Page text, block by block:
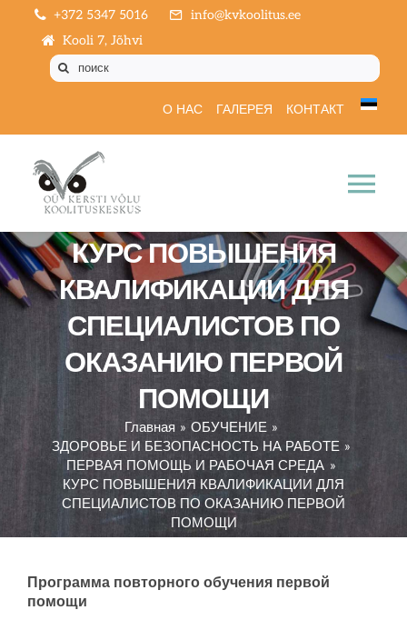
content
+372 5347 5016
info@kvkoolitus.ee
Kooli 7, Jõhvi
Поиск:
О НАС ГАЛЕРЕЯ КОНТАКТ
ГЛАВНАЯ
КАЛЕНДАРЬ КУРСОВ
ОБУЧЕНИЕ
ЯЗЫКОВЫЕ КУРСЫ
КОНСУЛЬТИРОВАНИЕ
КУРС ПОВЫШЕНИЯ
КВАЛИФИКАЦИИ ДЛЯ
СПЕЦИАЛИСТОВ ПО
ОКАЗАНИЮ ПЕРВОЙ
ПОМОЩИ
Главная
ОБУЧЕНИЕ
ЗДОРОВЬЕ И БЕЗОПАСНОСТЬ НА РАБОТЕ
ПЕРВАЯ ПОМОЩЬ И РАБОЧАЯ СРЕДА
КУРС ПОВЫШЕНИЯ КВАЛИФИКАЦИИ ДЛЯ
СПЕЦИАЛИСТОВ ПО ОКАЗАНИЮ ПЕРВОЙ
ПОМОЩИ
Программа повторного обучения первой
помощи